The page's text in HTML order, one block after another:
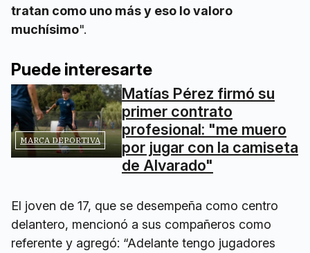
tratan como uno más y eso lo valoro
muchísimo".
Puede interesarte
MARCA DEPORTIVA
Matías Pérez firmó su
primer contrato
profesional: "me muero
por jugar con la camiseta
de Alvarado"
El joven de 17, que se desempeña como centro
delantero, mencionó a sus compañeros como
referente y agregó: “Adelante tengo jugadores